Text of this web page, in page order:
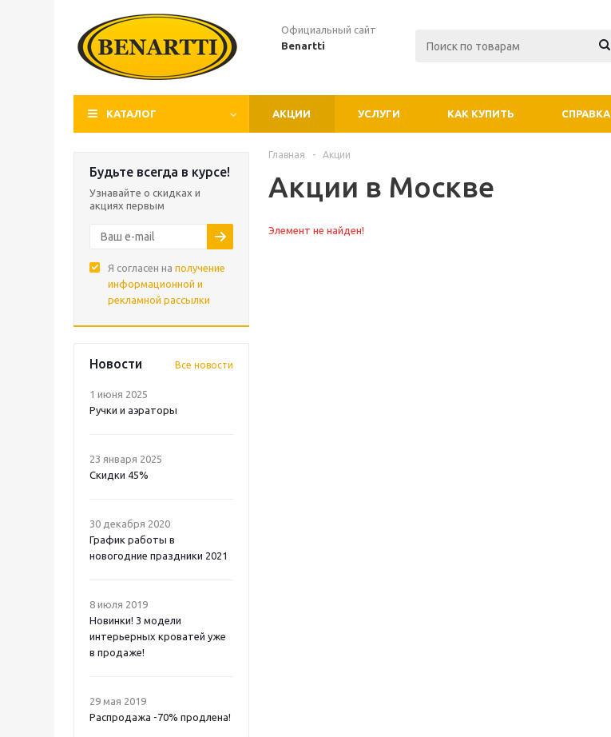
Официальный сайт
Benartti
КАТАЛОГ АКЦИИ УСЛУГИ КАК КУПИТЬ СПРАВКА
Будьте всегда в курсе!
Узнавайте о скидках и
акциях первым
Я согласен на получение
информационной и
рекламной рассылки
Новости Все новости
1 июня 2025
Ручки и аэраторы
23 января 2025
Скидки 45%
30 декабря 2020
График работы в
новогодние праздники 2021
8 июля 2019
Новинки! 3 модели
интерьерных кроватей уже
в продаже!
29 мая 2019
Распродажа -70% продлена!
Главная - Акции
Акции в Москве
Элемент не найден!